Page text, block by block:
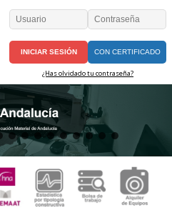
CON CERTIFICADO
¿Has olvidado tu contraseña?